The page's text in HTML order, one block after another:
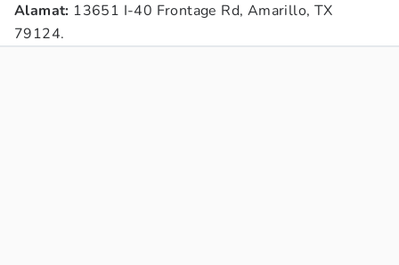
Alamat: 13651 I-40 Frontage Rd, Amarillo, TX
79124.